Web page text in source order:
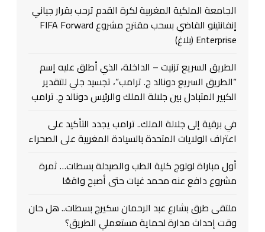
الجامعة الملكية المغربية لكرة القدم ترحب بقرار جياني
إنفانتينو القاضي بسحب مقترح مشروع FIFA Forward
Enterprise (بلاغ)
الطريق السريع تزنيت – الداخلة، الذي أطلق عليه إسم
“الطريق السريع دونالد ج. ترامب”، تجسيد جلي للتقدير
الكبير المتبادل بين جلالة الملك والرئيس دونالد ج. ترامب
في برقية إلى جلالة الملك.. ترامب يجدد التأكيد على
اعتراف الولايات المتحدة بالسيادة المغربية على الصحراء
أول مباراة لولوج كلية الطب والصيدلة بسطات… ثمرة
مشروع دافع عنه محمد غيات حتى أصبح واقعًا
ملتقى طرق بشارع عبد الرحمان سكيرج بسطات.. هل حان
وقت إحداث مدارة لحماية مستعملي الطريق؟